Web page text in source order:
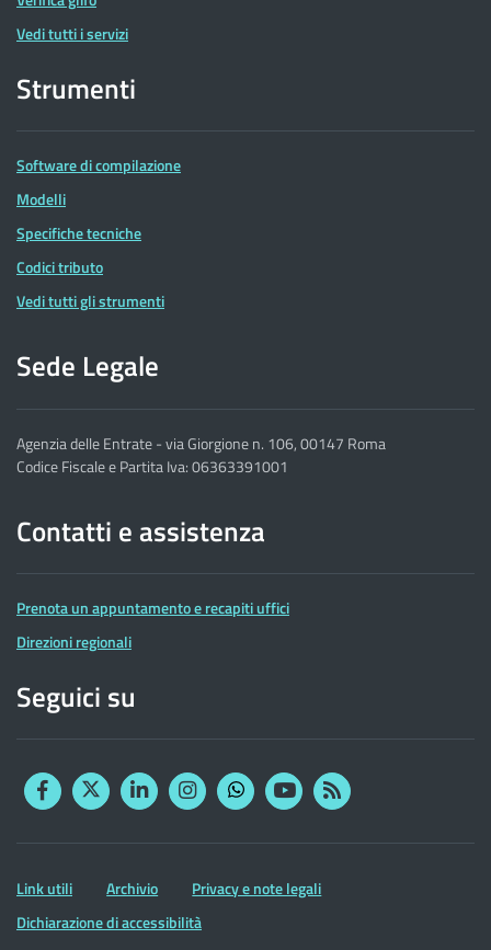
Vedi tutti i servizi
Strumenti
Software di compilazione
Modelli
Specifiche tecniche
Codici tributo
Vedi tutti gli strumenti
Sede Legale
Agenzia delle Entrate - via Giorgione n. 106, 00147 Roma
Codice Fiscale e Partita Iva: 06363391001
Contatti e assistenza
Prenota un appuntamento e recapiti uffici
Direzioni regionali
Seguici su
FacebookTwitterLinkedinInstagram
YouTubeRSS
Altre
informazioni
Link utili Archivio
Privacy e note legali
Dichiarazione di accessibilità